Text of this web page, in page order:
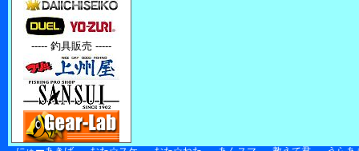
----- 釣具販売 -----